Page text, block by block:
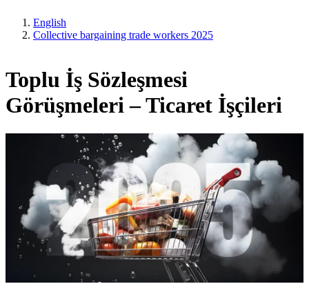
English
Collective bargaining trade workers 2025
Toplu İş Sözleşmesi
Görüşmeleri – Ticaret İşçileri